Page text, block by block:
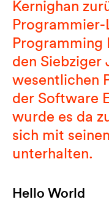
Kernighan
Programmier-
Programming
den Siebziger
wesentlichen
der Software
wurde es da
sich mit
unterhalten.
Hello World